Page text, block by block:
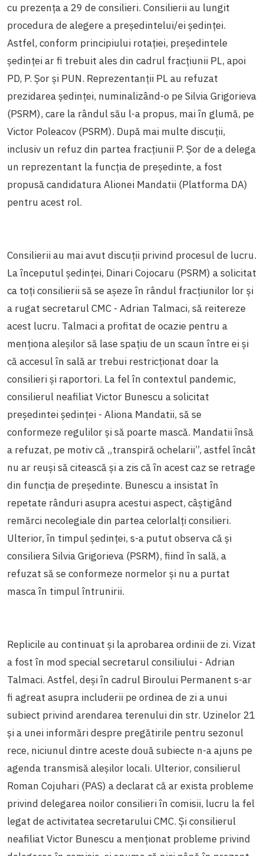
cu prezența a 29 de consilieri. Consilierii au lungit
procedura de alegere a președintelui/ei ședinței.
Astfel, conform principiului rotației, președintele
ședinței ar fi trebuit ales din cadrul fracțiunii PL, apoi
PD, P. Șor și PUN. Reprezentanții PL au refuzat
prezidarea ședinței, numinalizând-o pe Silvia Grigorieva
(PSRM), care la rândul său l-a propus, mai în glumă, pe
Victor Poleacov (PSRM). După mai multe discuții,
inclusiv un refuz din partea fracțiunii P. Șor de a delega
un reprezentant la funcția de președinte, a fost
propusă candidatura Alionei Mandatii (Platforma DA)
pentru acest rol.
Consilierii au mai avut discuții privind procesul de lucru.
La începutul ședinței, Dinari Cojocaru (PSRM) a solicitat
ca toți consilierii să se așeze în rândul fracțiunilor lor și
a rugat secretarul CMC - Adrian Talmaci, să reitereze
acest lucru. Talmaci a profitat de ocazie pentru a
menționa aleșilor să lase spațiu de un scaun între ei și
că accesul în sală ar trebui restricționat doar la
consilieri și raportori. La fel în contextul pandemic,
consilierul neafiliat Victor Bunescu a solicitat
președintei ședinței - Aliona Mandatii, să se
conformeze regulilor și să poarte mască. Mandatii însă
a refuzat, pe motiv că „transpiră ochelarii”, astfel încât
nu ar reuși să citească și a zis că în acest caz se retrage
din funcția de președinte. Bunescu a insistat în
repetate rânduri asupra acestui aspect, câștigând
remărci necolegiale din partea celorlalți consilieri.
Ulterior, în timpul ședinței, s-a putut observa că și
consiliera Silvia Grigorieva (PSRM), fiind în sală, a
refuzat să se conformeze normelor și nu a purtat
masca în timpul întrunirii.
Replicile au continuat și la aprobarea ordinii de zi. Vizat
a fost în mod special secretarul consiliului - Adrian
Talmaci. Astfel, deși în cadrul Biroului Permanent s-ar
fi agreat asupra includerii pe ordinea de zi a unui
subiect privind arendarea terenului din str. Uzinelor 21
și a unei informări despre pregătirile pentru sezonul
rece, niciunul dintre aceste două subiecte n-a ajuns pe
agenda transmisă aleșilor locali. Ulterior, consilierul
Roman Cojuhari (PAS) a declarat că ar exista probleme
privind delegarea noilor consilieri în comisii, lucru la fel
legat de activitatea secretarului CMC. Și consilierul
neafiliat Victor Bunescu a menționat probleme privind